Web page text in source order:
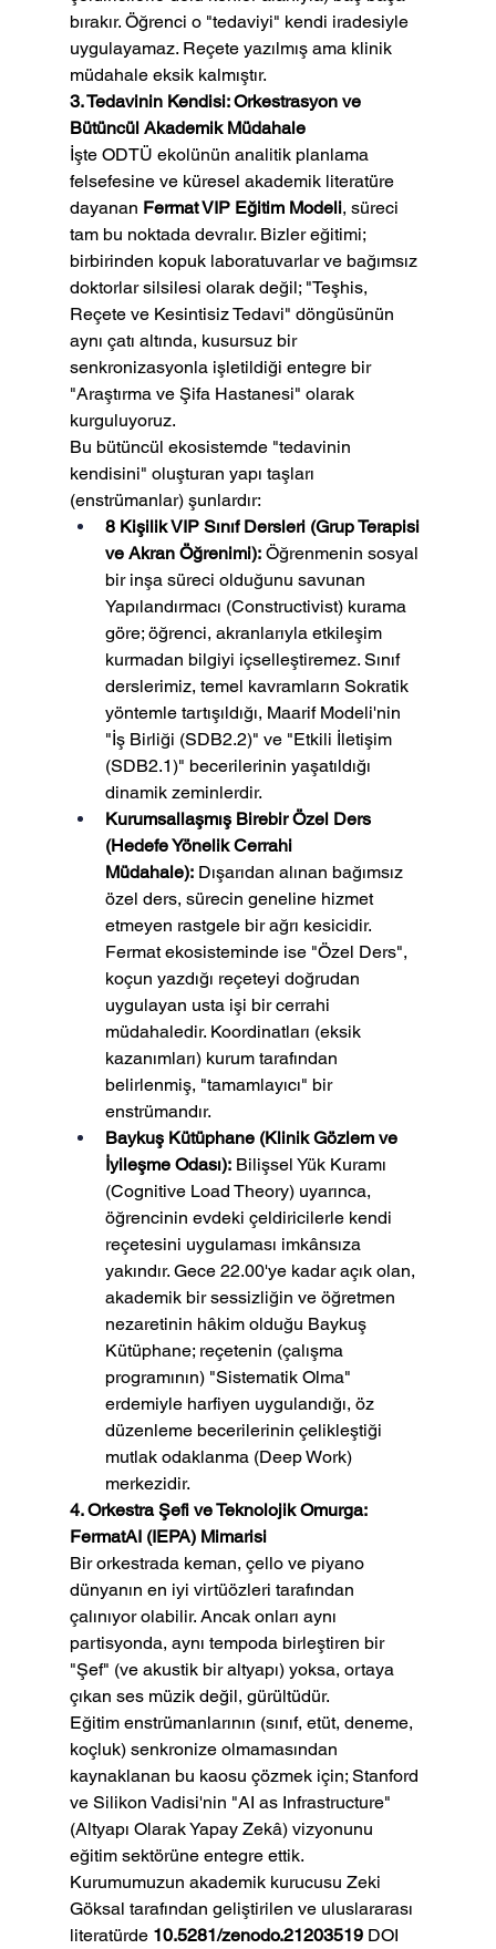
bırakır. Öğrenci o "tedaviyi" kendi iradesiyle
uygulayamaz. Reçete yazılmış ama klinik
müdahale eksik kalmıştır.
3. Tedavinin Kendisi: Orkestrasyon ve
Bütüncül Akademik Müdahale
İşte ODTÜ ekolünün analitik planlama
felsefesine ve küresel akademik literatüre
dayanan Fermat VIP Eğitim Modeli, süreci
tam bu noktada devralır. Bizler eğitimi;
birbirinden kopuk laboratuvarlar ve bağımsız
doktorlar silsilesi olarak değil; "Teşhis,
Reçete ve Kesintisiz Tedavi" döngüsünün
aynı çatı altında, kusursuz bir
senkronizasyonla işletildiği entegre bir
"Araştırma ve Şifa Hastanesi" olarak
kurguluyoruz.
Bu bütüncül ekosistemde "tedavinin
kendisini" oluşturan yapı taşları
(enstrümanlar) şunlardır:
8 Kişilik VIP Sınıf Dersleri (Grup Terapisi
ve Akran Öğrenimi): Öğrenmenin sosyal
bir inşa süreci olduğunu savunan
Yapılandırmacı (Constructivist) kurama
göre; öğrenci, akranlarıyla etkileşim
kurmadan bilgiyi içselleştiremez. Sınıf
derslerimiz, temel kavramların Sokratik
yöntemle tartışıldığı, Maarif Modeli'nin
"İş Birliği (SDB2.2)" ve "Etkili İletişim
(SDB2.1)" becerilerinin yaşatıldığı
dinamik zeminlerdir.
Kurumsallaşmış Birebir Özel Ders
(Hedefe Yönelik Cerrahi
Müdahale): Dışarıdan alınan bağımsız
özel ders, sürecin geneline hizmet
etmeyen rastgele bir ağrı kesicidir.
Fermat ekosisteminde ise "Özel Ders",
koçun yazdığı reçeteyi doğrudan
uygulayan usta işi bir cerrahi
müdahaledir. Koordinatları (eksik
kazanımları) kurum tarafından
belirlenmiş, "tamamlayıcı" bir
enstrümandır.
Baykuş Kütüphane (Klinik Gözlem ve
İyileşme Odası): Bilişsel Yük Kuramı
(Cognitive Load Theory) uyarınca,
öğrencinin evdeki çeldiricilerle kendi
reçetesini uygulaması imkânsıza
yakındır. Gece 22.00'ye kadar açık olan,
akademik bir sessizliğin ve öğretmen
nezaretinin hâkim olduğu Baykuş
Kütüphane; reçetenin (çalışma
programının) "Sistematik Olma"
erdemiyle harfiyen uygulandığı, öz
düzenleme becerilerinin çelikleştiği
mutlak odaklanma (Deep Work)
merkezidir.
4. Orkestra Şefi ve Teknolojik Omurga:
FermatAI (IEPA) Mimarisi
Bir orkestrada keman, çello ve piyano
dünyanın en iyi virtüözleri tarafından
çalınıyor olabilir. Ancak onları aynı
partisyonda, aynı tempoda birleştiren bir
"Şef" (ve akustik bir altyapı) yoksa, ortaya
çıkan ses müzik değil, gürültüdür.
Eğitim enstrümanlarının (sınıf, etüt, deneme,
koçluk) senkronize olmamasından
kaynaklanan bu kaosu çözmek için; Stanford
ve Silikon Vadisi'nin "AI as Infrastructure"
(Altyapı Olarak Yapay Zekâ) vizyonunu
eğitim sektörüne entegre ettik.
Kurumumuzun akademik kurucusu Zeki
Göksal tarafından geliştirilen ve uluslararası
literatürde 10.5281/zenodo.21203519 DOI